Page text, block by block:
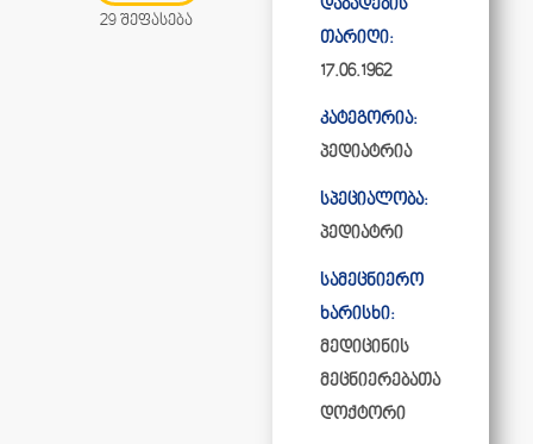
29 შეფასება
დაბადების
თარიღი:
17.06.1962
კატეგორია:
პედიატრია
სპეციალობა:
პედიატრი
სამეცნიერო
ხარისხი:
მედიცინის
მეცნიერებათა
დოქტორი